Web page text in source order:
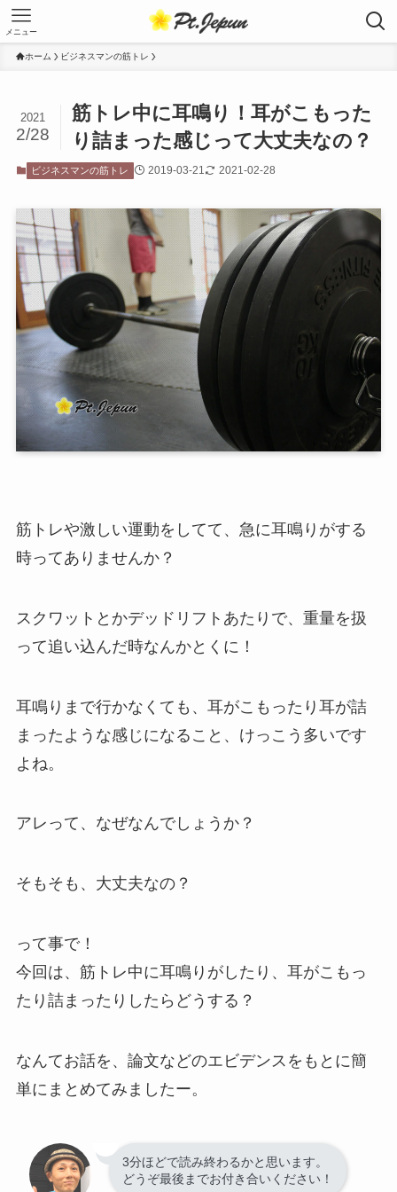
メニュー
ホーム ビジネスマンの筋トレ
筋トレ中に耳鳴り！耳がこもった
り詰まった感じって大丈夫なの？
2021
2/28
ビジネスマンの筋トレ 2019-03-21 2021-02-28
筋トレや激しい運動をしてて、急に耳鳴りがする
時ってありませんか？
スクワットとかデッドリフトあたりで、重量を扱
って追い込んだ時なんかとくに！
耳鳴りまで行かなくても、耳がこもったり耳が詰
まったような感じになること、けっこう多いです
よね。
アレって、なぜなんでしょうか？
そもそも、大丈夫なの？
って事で！
今回は、筋トレ中に耳鳴りがしたり、耳がこもっ
たり詰まったりしたらどうする？
なんてお話を、論文などのエビデンスをもとに簡
単にまとめてみましたー。
3分ほどで読み終わるかと思います。
どうぞ最後までお付き合いください！